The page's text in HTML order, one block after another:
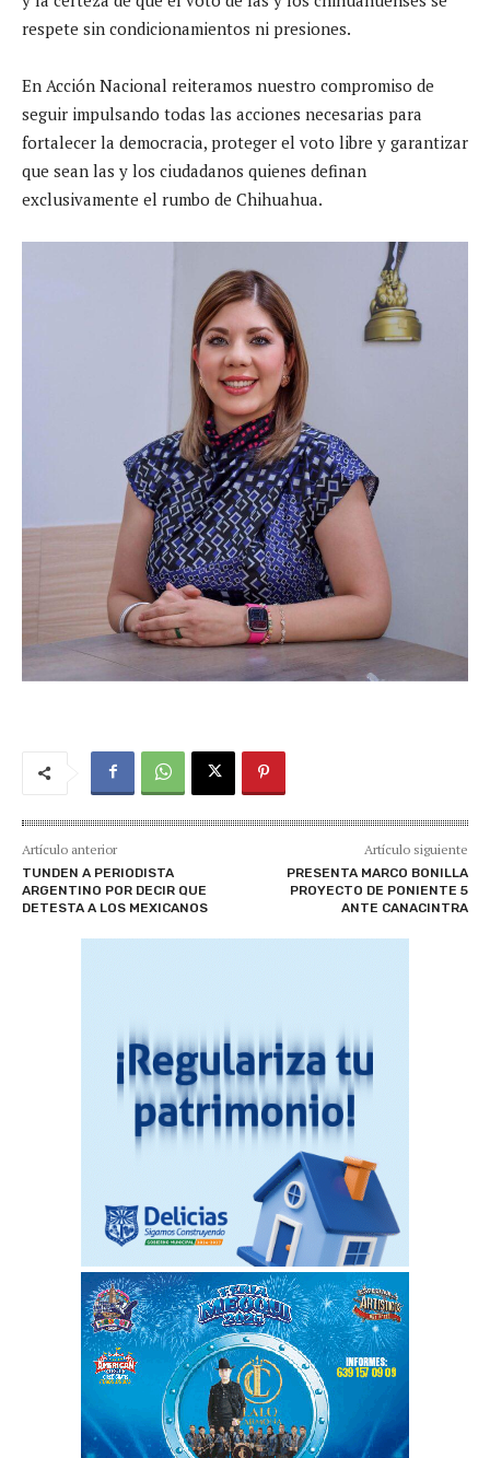
respete sin condicionamientos ni presiones.
En Acción Nacional reiteramos nuestro compromiso de
seguir impulsando todas las acciones necesarias para
fortalecer la democracia, proteger el voto libre y garantizar
que sean las y los ciudadanos quienes definan
exclusivamente el rumbo de Chihuahua.
Artículo anterior
TUNDEN A PERIODISTA
ARGENTINO POR DECIR QUE
DETESTA A LOS MEXICANOS
Artículo siguiente
PRESENTA MARCO BONILLA
PROYECTO DE PONIENTE 5
ANTE CANACINTRA